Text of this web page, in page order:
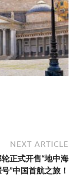
NEXT ARTICLE
正式开售“地中海
”中国首航之旅！